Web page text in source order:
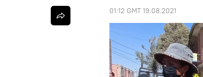
01:12 GMT 19.08.2021